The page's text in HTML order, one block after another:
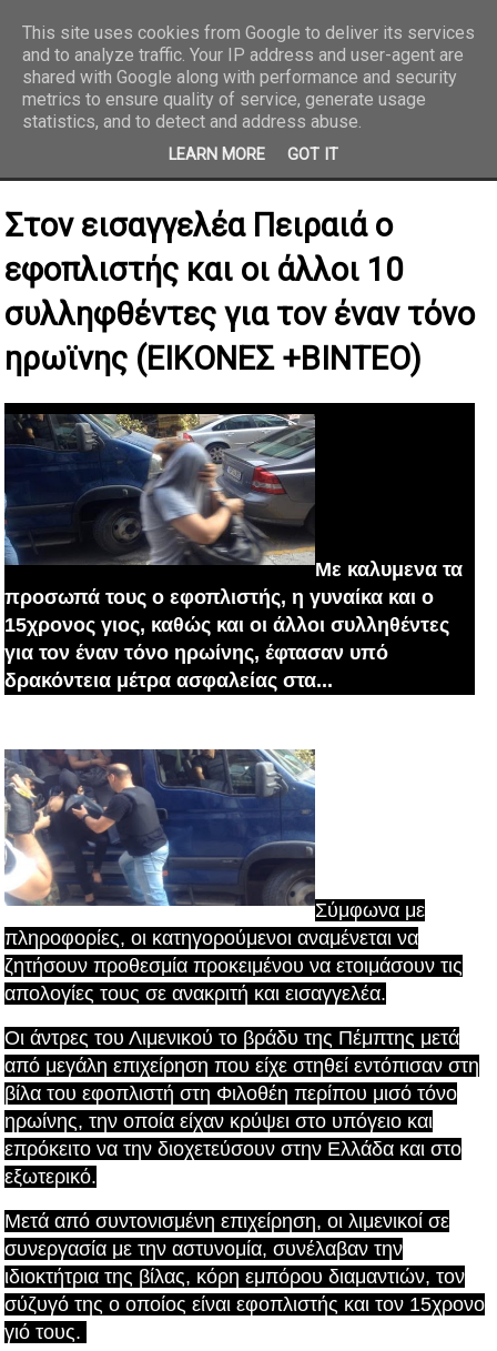
REPORTAZ NET
Στον εισαγγελέα Πειραιά ο
εφοπλιστής και οι άλλοι 10
συλληφθέντες για τον έναν τόνο
ηρωϊνης (ΕΙΚΟΝΕΣ +ΒΙΝΤΕΟ)
Με καλυμενα τα
προσωπά τους ο εφοπλιστής, η γυναίκα και ο
15χρονος γιος, καθώς και οι άλλοι συλληθέντες
για τον έναν τόνο ηρωίνης, έφτασαν υπό
δρακόντεια μέτρα ασφαλείας στα...
Σύμφωνα με
πληροφορίες,οι κατηγορούμενοι αναμένεται να
ζητήσουν προθεσμία προκειμένου να ετοιμάσουν τις
απολογίες τους σε ανακριτή και εισαγγελέα.
Οι άντρες του Λιμενικού το βράδυ της Πέμπτης μετά
από μεγάλη επιχείρηση που είχε στηθεί εντόπισαν στη
βίλα του εφοπλιστή στη Φιλοθέη περίπου μισό τόνο
ηρωίνης, την οποία είχαν κρύψει στο υπόγειο και
επρόκειτο να την διοχετεύσουν στην Ελλάδα και στο
εξωτερικό.
Μετά από συντονισμένη επιχείρηση,οι λιμενικοί σε
συνεργασία με την αστυνομία, συνέλαβαν την
ιδιοκτήτρια της βίλας, κόρη εμπόρου διαμαντιών, τον
σύζυγό της ο οποίος είναι εφοπλιστής και τον 15χρονο
γιό τους.
This site uses cookies from Google to deliver its services
and to analyze traffic. Your IP address and user-agent are
shared with Google along with performance and security
metrics to ensure quality of service, generate usage
statistics, and to detect and address abuse.
LEARN MORE GOT IT